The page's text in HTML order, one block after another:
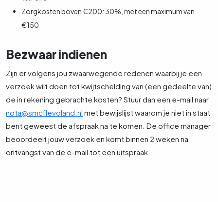
Zorgkosten boven €200: 30%, met een maximum van
€150
Bezwaar indienen
Zijn er volgens jou zwaarwegende redenen waarbij je een
verzoek wilt doen tot kwijtschelding van (een gedeelte van)
de in rekening gebrachte kosten? Stuur dan een e-mail naar
nota@smcflevoland.nl met bewijslijst waarom je niet in staat
bent geweest de afspraak na te komen. De office manager
beoordeelt jouw verzoek en komt binnen 2 weken na
ontvangst van de e-mail tot een uitspraak.